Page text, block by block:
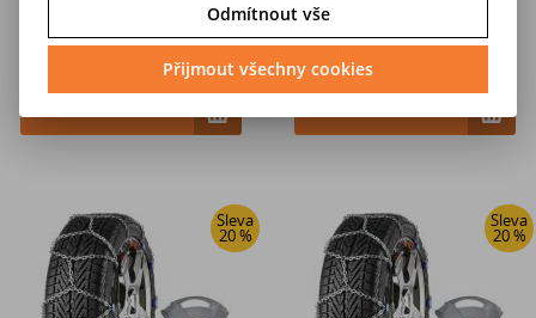
4 671 Kč
5 838 Kč
4 671 Kč
5 838 Kč
Sleva
20 %
Sleva
20 %
Odmítnout vše
Přijmout všechny cookies